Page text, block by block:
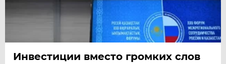
Инвестиции вместо громких слов